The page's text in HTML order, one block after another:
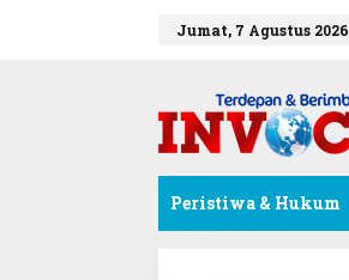
Jumat, 7 Agustus 2026
Peristiwa & Hukum